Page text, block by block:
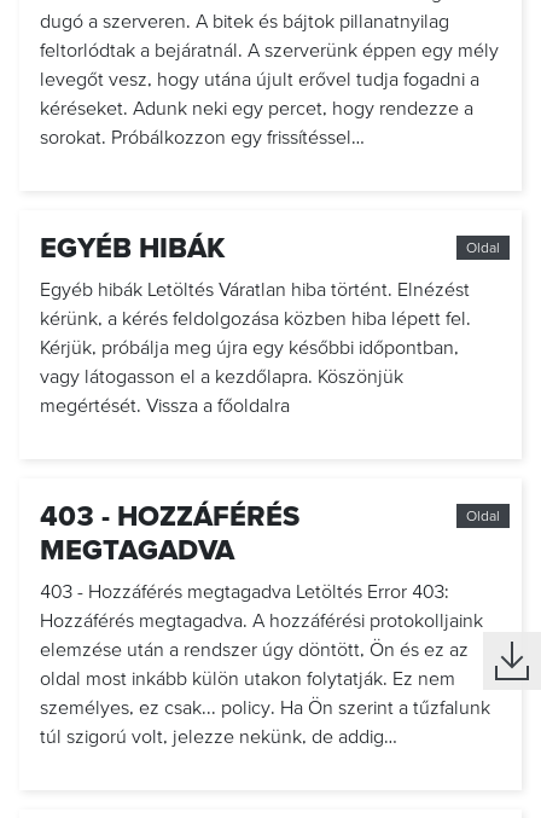
dugó a szerveren. A bitek és bájtok pillanatnyilag
feltorlódtak a bejáratnál. A szerverünk éppen egy mély
levegőt vesz, hogy utána újult erővel tudja fogadni a
kéréseket. Adunk neki egy percet, hogy rendezze a
sorokat. Próbálkozzon egy frissítéssel…
EGYÉB HIBÁK Oldal
Egyéb hibák Letöltés Váratlan hiba történt. Elnézést
kérünk, a kérés feldolgozása közben hiba lépett fel.
Kérjük, próbálja meg újra egy későbbi időpontban,
vagy látogasson el a kezdőlapra. Köszönjük
megértését. Vissza a főoldalra
403 - HOZZÁFÉRÉS
MEGTAGADVA
Oldal
403 - Hozzáférés megtagadva Letöltés Error 403:
Hozzáférés megtagadva. A hozzáférési protokolljaink
elemzése után a rendszer úgy döntött, Ön és ez az
oldal most inkább külön utakon folytatják. Ez nem
személyes, ez csak... policy. Ha Ön szerint a tűzfalunk
túl szigorú volt, jelezze nekünk, de addig…